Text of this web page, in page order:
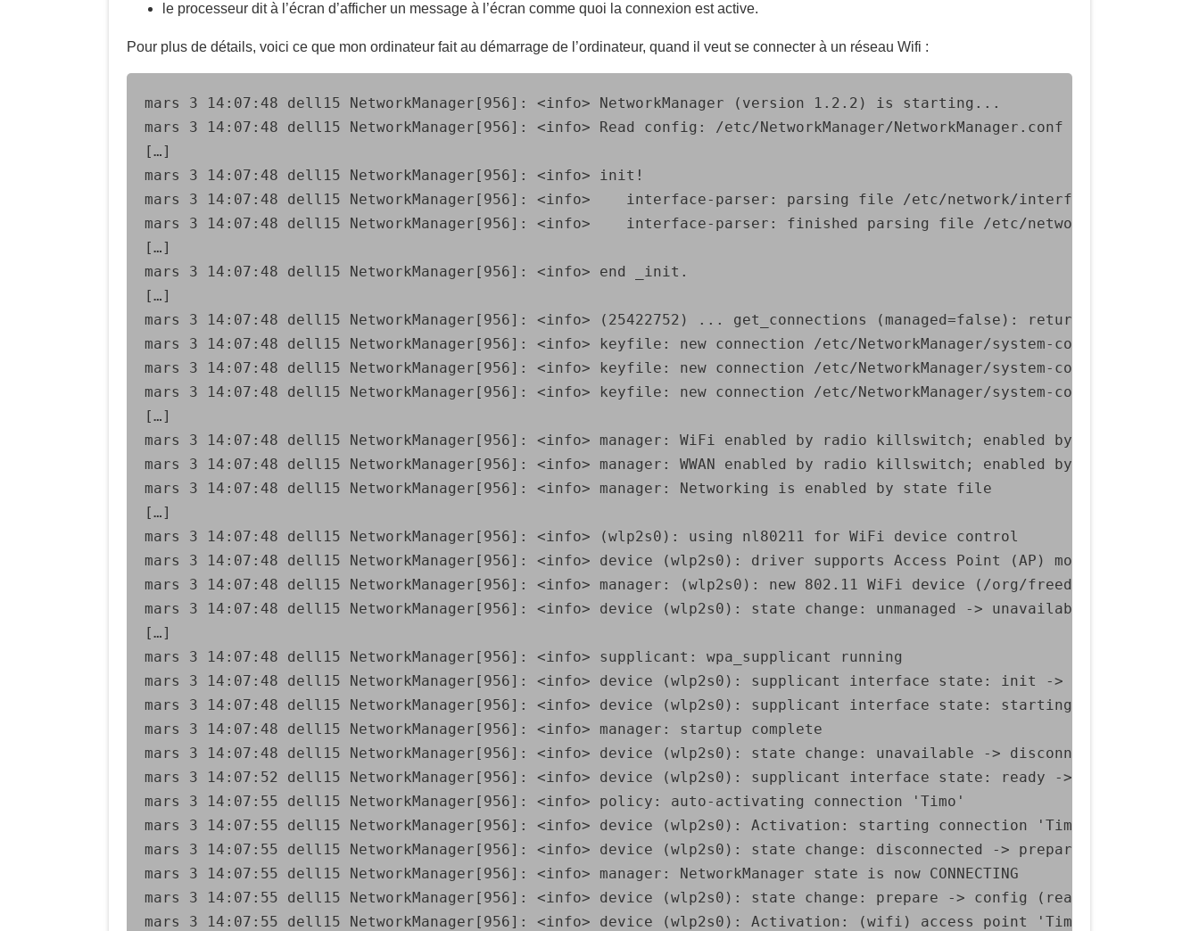
le processeur dit à l’écran d’afficher un message à l’écran comme quoi la connexion est active.
Pour plus de détails, voici ce que mon ordinateur fait au démarrage de l’ordinateur, quand il veut se connecter à un réseau Wifi :
mars 3 14:07:48 dell15 NetworkManager[956]: <info> NetworkManager (version 1.2.2) is starting...
mars 3 14:07:48 dell15 NetworkManager[956]: <info> Read config: /etc/NetworkManager/NetworkManager.conf (etc:
[…]
mars 3 14:07:48 dell15 NetworkManager[956]: <info> init!
mars 3 14:07:48 dell15 NetworkManager[956]: <info>    interface-parser: parsing file /etc/network/interfaces
mars 3 14:07:48 dell15 NetworkManager[956]: <info>    interface-parser: finished parsing file /etc/network/interfaces
[…]
mars 3 14:07:48 dell15 NetworkManager[956]: <info> end _init.
[…]
mars 3 14:07:48 dell15 NetworkManager[956]: <info> (25422752) ... get_connections (managed=false): return empty list.
mars 3 14:07:48 dell15 NetworkManager[956]: <info> keyfile: new connection /etc/NetworkManager/system-connections/Lord
mars 3 14:07:48 dell15 NetworkManager[956]: <info> keyfile: new connection /etc/NetworkManager/system-connections/
mars 3 14:07:48 dell15 NetworkManager[956]: <info> keyfile: new connection /etc/NetworkManager/system-connections/
[…]
mars 3 14:07:48 dell15 NetworkManager[956]: <info> manager: WiFi enabled by radio killswitch; enabled by state file
mars 3 14:07:48 dell15 NetworkManager[956]: <info> manager: WWAN enabled by radio killswitch; enabled by state file
mars 3 14:07:48 dell15 NetworkManager[956]: <info> manager: Networking is enabled by state file
[…]
mars 3 14:07:48 dell15 NetworkManager[956]: <info> (wlp2s0): using nl80211 for WiFi device control
mars 3 14:07:48 dell15 NetworkManager[956]: <info> device (wlp2s0): driver supports Access Point (AP) mode
mars 3 14:07:48 dell15 NetworkManager[956]: <info> manager: (wlp2s0): new 802.11 WiFi device (/org/freedesktop/
mars 3 14:07:48 dell15 NetworkManager[956]: <info> device (wlp2s0): state change: unmanaged -> unavailable (reason
[…]
mars 3 14:07:48 dell15 NetworkManager[956]: <info> supplicant: wpa_supplicant running
mars 3 14:07:48 dell15 NetworkManager[956]: <info> device (wlp2s0): supplicant interface state: init -> starting
mars 3 14:07:48 dell15 NetworkManager[956]: <info> device (wlp2s0): supplicant interface state: starting -> ready
mars 3 14:07:48 dell15 NetworkManager[956]: <info> manager: startup complete
mars 3 14:07:48 dell15 NetworkManager[956]: <info> device (wlp2s0): state change: unavailable -> disconnected
mars 3 14:07:52 dell15 NetworkManager[956]: <info> device (wlp2s0): supplicant interface state: ready -> inactive
mars 3 14:07:55 dell15 NetworkManager[956]: <info> policy: auto-activating connection 'Timo'
mars 3 14:07:55 dell15 NetworkManager[956]: <info> device (wlp2s0): Activation: starting connection 'Timo' (0792c0a8-
mars 3 14:07:55 dell15 NetworkManager[956]: <info> device (wlp2s0): state change: disconnected -> prepare (reason
mars 3 14:07:55 dell15 NetworkManager[956]: <info> manager: NetworkManager state is now CONNECTING
mars 3 14:07:55 dell15 NetworkManager[956]: <info> device (wlp2s0): state change: prepare -> config (reason 'none')
mars 3 14:07:55 dell15 NetworkManager[956]: <info> device (wlp2s0): Activation: (wifi) access point 'Timo' has